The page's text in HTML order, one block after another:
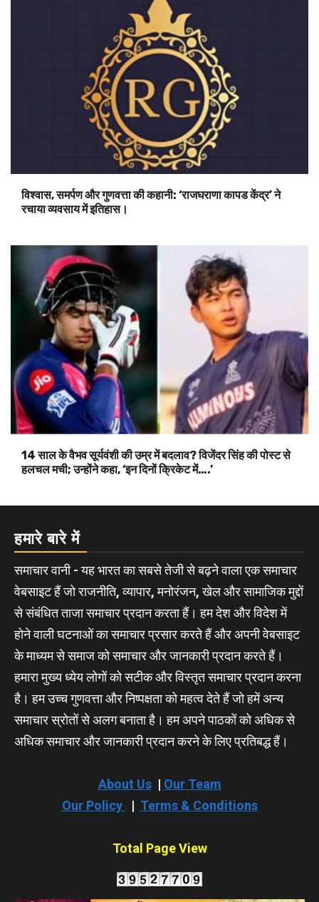
विश्वास, समर्पण और गुणवत्ता की कहानी: ‘राजघराणा कापड केंद्र’ ने
रचाया व्यवसाय में इतिहास।
14 साल के वैभव सूर्यवंशी की उम्र में बदलाव? विजेंदर सिंह की पोस्ट से
हलचल मची; उन्होंने कहा, ‘इन दिनों क्रिकेट में….’
हमारे बारे में
समाचार वानी - यह भारत का सबसे तेजी से बढ़ने वाला एक समाचार
वेबसाइट हैं जो राजनीति, व्यापार, मनोरंजन, खेल और सामाजिक मुद्दों
से संबंधित ताजा समाचार प्रदान करता हैं। हम देश और विदेश में
होने वाली घटनाओं का समाचार प्रसार करते हैं और अपनी वेबसाइट
के माध्यम से समाज को समाचार और जानकारी प्रदान करते हैं।
हमारा मुख्य ध्येय लोगों को सटीक और विस्तृत समाचार प्रदान करना
है। हम उच्च गुणवत्ता और निष्पक्षता को महत्व देते हैं जो हमें अन्य
समाचार स्रोतों से अलग बनाता है। हम अपने पाठकों को अधिक से
अधिक समाचार और जानकारी प्रदान करने के लिए प्रतिबद्ध हैं।
About Us| Our Team
Our Policy
| Terms & Conditions
Total Page View